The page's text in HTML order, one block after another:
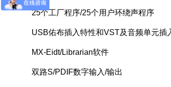
25个工厂程序/25个用户环绕声程序
USB佑布插入特性和VST及音频单元插
MX-Eidt/Librarian软件
双路S/PDIF数字输入/输出